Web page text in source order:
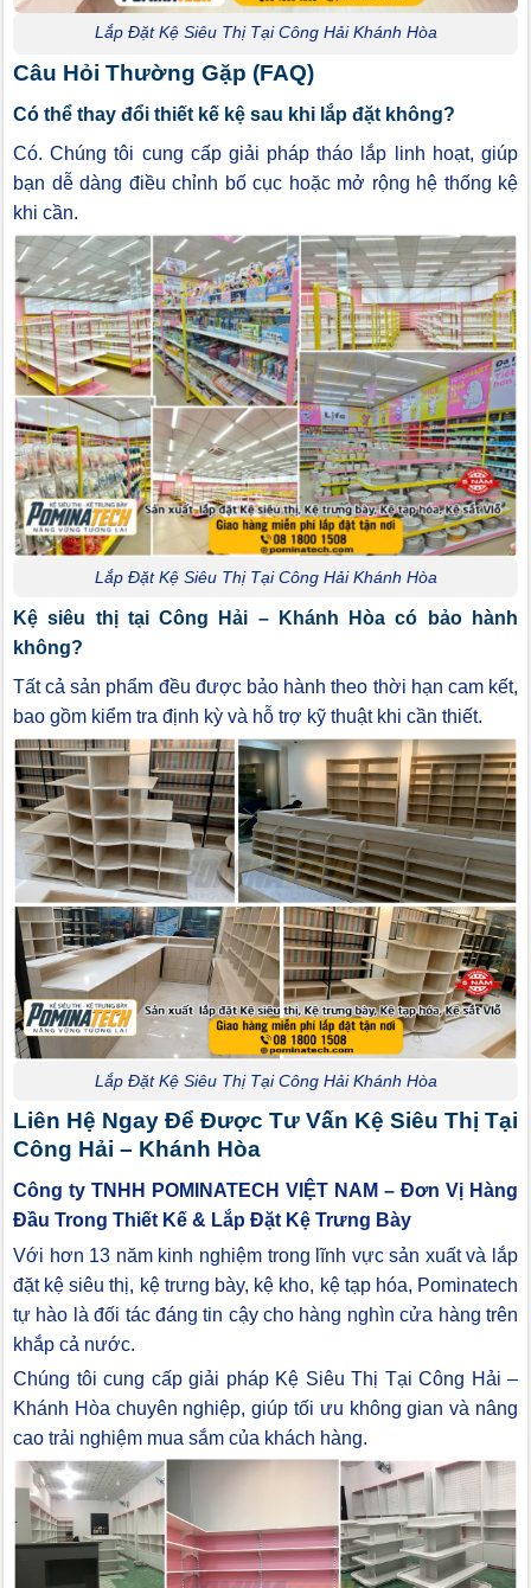
Lắp Đặt Kệ Siêu Thị Tại Công Hải Khánh Hòa
Câu Hỏi Thường Gặp (FAQ)
Có thể thay đổi thiết kế kệ sau khi lắp đặt không?
Có. Chúng tôi cung cấp giải pháp tháo lắp linh hoạt, giúp
bạn dễ dàng điều chỉnh bố cục hoặc mở rộng hệ thống kệ
khi cần.
Lắp Đặt Kệ Siêu Thị Tại Công Hải Khánh Hòa
Kệ siêu thị tại Công Hải – Khánh Hòa có bảo hành
không?
Tất cả sản phẩm đều được bảo hành theo thời hạn cam kết,
bao gồm kiểm tra định kỳ và hỗ trợ kỹ thuật khi cần thiết.
Lắp Đặt Kệ Siêu Thị Tại Công Hải Khánh Hòa
Liên Hệ Ngay Để Được Tư Vấn Kệ Siêu Thị Tại
Công Hải – Khánh Hòa
Công ty TNHH POMINATECH VIỆT NAM – Đơn Vị Hàng
Đầu Trong Thiết Kế & Lắp Đặt Kệ Trưng Bày
Với hơn 13 năm kinh nghiệm trong lĩnh vực sản xuất và lắp
đặt kệ siêu thị, kệ trưng bày, kệ kho, kệ tạp hóa, Pominatech
tự hào là đối tác đáng tin cậy cho hàng nghìn cửa hàng trên
khắp cả nước.
Chúng tôi cung cấp giải pháp Kệ Siêu Thị Tại Công Hải –
Khánh Hòa chuyên nghiệp, giúp tối ưu không gian và nâng
cao trải nghiệm mua sắm của khách hàng.